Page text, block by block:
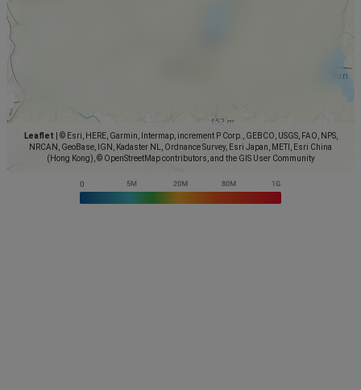
Leaflet
© Esri, HERE, Garmin, Intermap, increment P Corp., GEBCO, USGS, FAO, NPS,
NRCAN, GeoBase, IGN, Kadaster NL, Ordnance Survey, Esri Japan, METI, Esri China
(Hong Kong), © OpenStreetMap contributors, and the GIS User Community